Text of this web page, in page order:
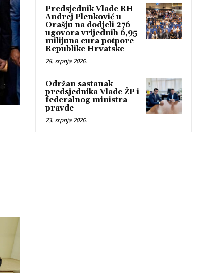
Predsjednik Vlade RH
Andrej Plenković u
Orašju na dodjeli 276
ugovora vrijednih 6,95
milijuna eura potpore
Republike Hrvatske
28. srpnja 2026.
Održan sastanak
predsjednika Vlade ŽP i
federalnog ministra
pravde
23. srpnja 2026.